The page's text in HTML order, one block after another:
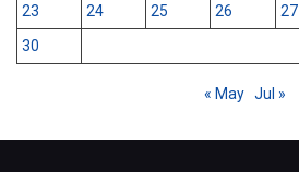
23
24 25 26 27
30
« May Jul »